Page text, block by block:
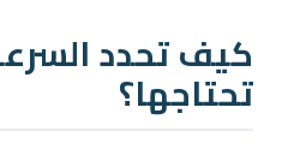
كيف تحدد
تحتاجها؟